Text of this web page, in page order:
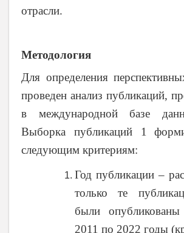
отрасли.
Методология
Для определения
проведен анализ публикаций,
в международной базе
Выборка публикаций 1
следующим критериям:
Год публикации –
только те
были
2011 по 2022 годы